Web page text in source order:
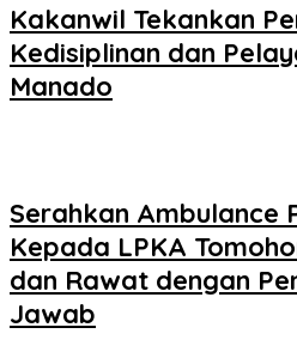
Kakanwil Tekankan
Kedisiplinan dan
Manado
Serahkan Ambulance
Kepada LPKA
dan Rawat dengan
Jawab